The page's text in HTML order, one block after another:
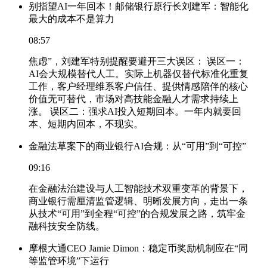
别指望AI一年回本！邮储银行原行长刘建军：智能化
最大的成本不是算力
08:57
焦虑”，刘建军特别提醒要避开三大误区： 误区一：
AI会大规模替代人工。实际上机器仅替代标准化重复
工作，客户经理维系客户信任、提供情感陪伴的核心
价值无可替代，市场对高技能金融人才需求持续上
涨。 误区二：强求AI投入短期回本。一年内就要回
本、短期内回本，不现实。
金融法草案下的商业银行AI合规：从“可用”到“可控”
09:16
在金融法治建设与人工智能技术双重变革的背景下，
商业银行需厘清监管逻辑、明晰发展方向，走出一条
从技术“可用”到全程“可控”的合规发展之路，筑牢金
融科技安全防线。
摩根大通CEO Jamie Dimon：稳定币奖励机制应在“同
等监管环境”下运行